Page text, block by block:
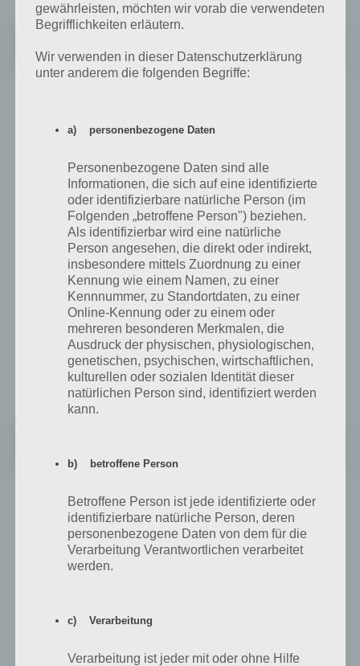
Preis:Kostenlos
wir kurz ROUTE 66 Maps + Navigation vorstellen. ROUTE 66 Maps +
Navigation ist sowohl auf dem Tablet als auch auf deinem
Smartphone nutzbar. Das Schöne an dieser Navi App, neben den
tollen Karten, ist die Navigation und die Aufmachung der
Routenführung. Hochauflösende 3D Inhalte von Städten und
Gebäuden, realsitische Autos als Navigationsfahrzeug und über 59
Sprachen sind ebenfalls in diese Navigation App von Route 66 Maps
Diese Navigation App ist allerdings kostenpflichtig. Der erste Monat
wird als Testversion ausgelegt und danach fallen dann entweder
pro Monatoderunbegrenzt für 49€an. Wenn du die Testversion
downloaden möchtest, besuche einfach den Google Play Store unter
diesem Link:
Weitere Navigation Apps für Android
Natürlich gibt es noch viele weitere Navigation Apps für Android,
jedoch haben wir uns auf die 5 wichtigstens und spannendsten Navi
melde dich in den Kommentaren.
gewährleisten, möchten wir vorab die verwendeten
Begrifflichkeiten erläutern.
Wir verwenden in dieser Datenschutzerklärung
unter anderem die folgenden Begriffe:
a) personenbezogene Daten
Personenbezogene Daten sind alle
Informationen, die sich auf eine identifizierte
oder identifizierbare natürliche Person (im
Folgenden „betroffene Person") beziehen.
Als identifizierbar wird eine natürliche
Person angesehen, die direkt oder indirekt,
insbesondere mittels Zuordnung zu einer
Kennung wie einem Namen, zu einer
Kennnummer, zu Standortdaten, zu einer
Online-Kennung oder zu einem oder
mehreren besonderen Merkmalen, die
Ausdruck der physischen, physiologischen,
genetischen, psychischen, wirtschaftlichen,
kulturellen oder sozialen Identität dieser
natürlichen Person sind, identifiziert werden
kann.
b) betroffene Person
Betroffene Person ist jede identifizierte oder
identifizierbare natürliche Person, deren
personenbezogene Daten von dem für die
Verarbeitung Verantwortlichen verarbeitet
werden.
c) Verarbeitung
Verarbeitung ist jeder mit oder ohne Hilfe